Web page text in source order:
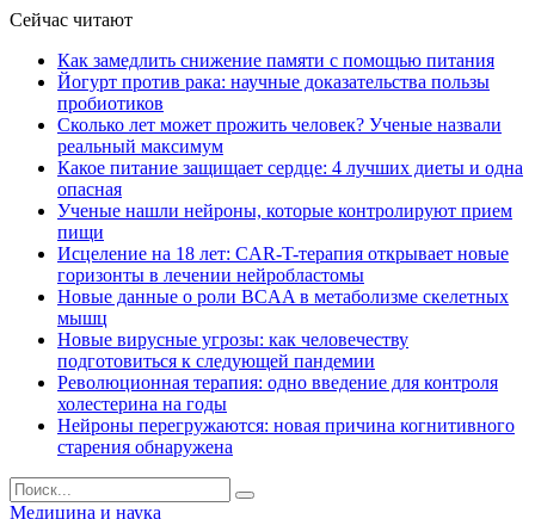
Сейчас читают
Как замедлить снижение памяти с помощью питания
Йогурт против рака: научные доказательства пользы
пробиотиков
Сколько лет может прожить человек? Ученые назвали
реальный максимум
Какое питание защищает сердце: 4 лучших диеты и одна
опасная
Ученые нашли нейроны, которые контролируют прием
пищи
Исцеление на 18 лет: CAR-T-терапия открывает новые
горизонты в лечении нейробластомы
Новые данные о роли BCAA в метаболизме скелетных
мышц
Новые вирусные угрозы: как человечеству
подготовиться к следующей пандемии
Революционная терапия: одно введение для контроля
холестерина на годы
Нейроны перегружаются: новая причина когнитивного
старения обнаружена
Медицина и наука